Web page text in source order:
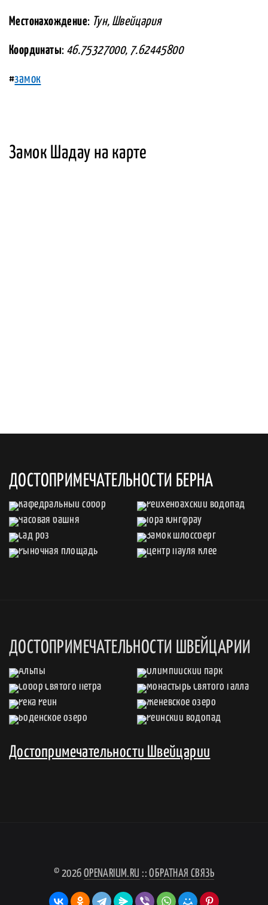
Местонахождение: Тун, Швейцария
Координаты: 46.75327000, 7.62445800
#замок
Замок Шадау на карте
ДОСТОПРИМЕЧАТЕЛЬНОСТИ БЕРНА
ДОСТОПРИМЕЧАТЕЛЬНОСТИ ШВЕЙЦАРИИ
Достопримечательности Швейцарии
© 2026 OPENARIUM.RU ::ОБРАТНАЯ СВЯЗЬ